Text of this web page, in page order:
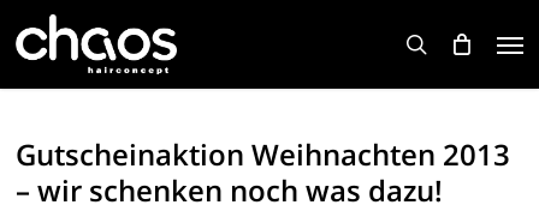
search
Gutscheinaktion Weihnachten 2013
– wir schenken noch was dazu!